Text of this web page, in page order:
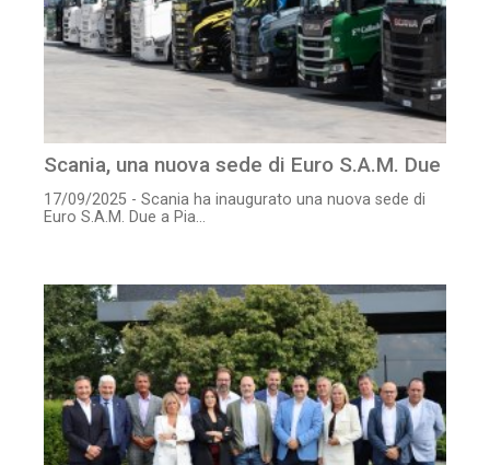
Scania, una nuova sede di Euro S.A.M. Due
17/09/2025 - Scania ha inaugurato una nuova sede di
Euro S.A.M. Due a Pia...